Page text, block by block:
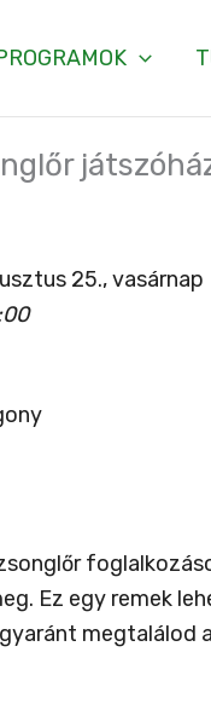
25., vasárnap
Ez egy remek
megtalálod